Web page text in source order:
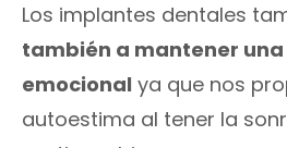
Los implantes dentales
también a mantener
emocional ya que nos
autoestima al tener la